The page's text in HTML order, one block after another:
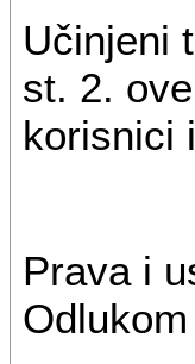
Učinjeni
st. 2.
korisnici
Prava i